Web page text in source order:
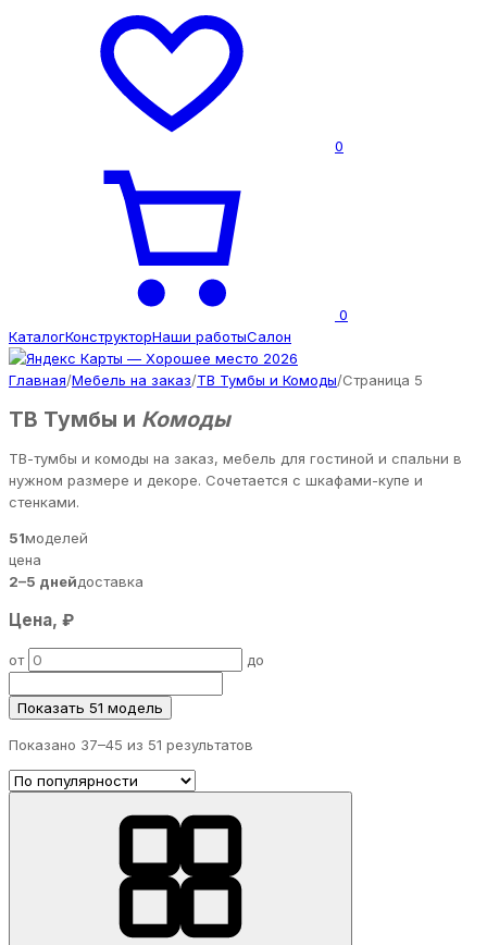
0
0
КаталогКонструкторНаши работыСалон
Главная/Мебель на заказ/ТВ Тумбы и Комоды/Страница 5
ТВ Тумбы и Комоды
ТВ-тумбы и комоды на заказ, мебель для гостиной и спальни в
нужном размере и декоре. Сочетается с шкафами-купе и
стенками.
51моделей
цена
2–5 днейдоставка
Цена, ₽
от до
Показать 51 модель
Показано 37–45 из 51 результатов